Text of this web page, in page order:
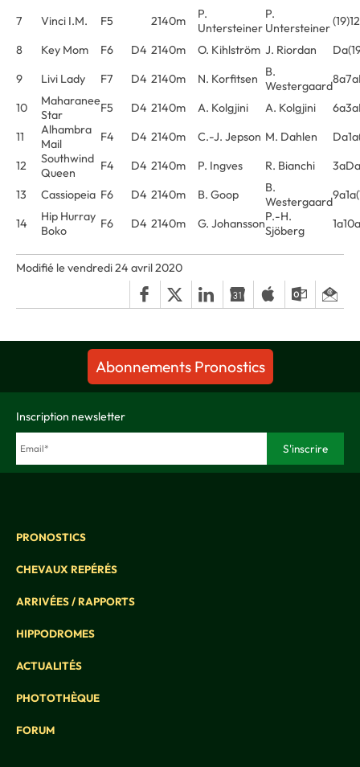
7
Vinci I.M. F5 2140m
P.
Untersteiner
P.
Untersteiner
8
Key Mom F6 D4 2140m O. Kihlström J. Riordan
9
Livi Lady F7 D4 2140m N. Korfitsen
B.
Westergaard
10
Maharanee
Star
F5 D4 2140m A. Kolgjini A. Kolgjini
11
Alhambra
Mail
F4 D4 2140m C.-J. Jepson M. Dahlen
12
Southwind
Queen
F4 D4 2140m P. Ingves R. Bianchi
13
Cassiopeia F6 D4 2140m B. Goop
B.
Westergaard
14
Hip Hurray
Boko
F6 D4 2140m G. JohanssonP.-H.
Sjöberg
Modifié le vendredi 24 avril 2020
Abonnements Pronostics
Inscription newsletter
PRONOSTICS
CHEVAUX REPÉRÉS
ARRIVÉES / RAPPORTS
HIPPODROMES
ACTUALITÉS
PHOTOTHÈQUE
FORUM